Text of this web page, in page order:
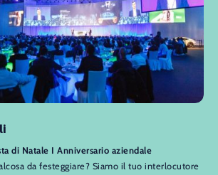
di Natale I Anniversario aziendale
da festeggiare? Siamo il tuo interlocutore